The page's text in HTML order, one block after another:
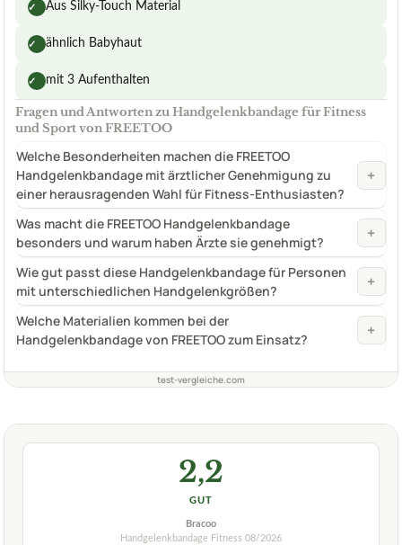
✓ Aus Silky-Touch Material
✓ ähnlich Babyhaut
✓ mit 3 Aufenthalten
Fragen und Antworten zu Handgelenkbandage für Fitness
und Sport von FREETOO
Welche Besonderheiten machen die FREETOO
Handgelenkbandage mit ärztlicher Genehmigung zu
einer herausragenden Wahl für Fitness-Enthusiasten?
+
Was macht die FREETOO Handgelenkbandage
besonders und warum haben Ärzte sie genehmigt?
+
Wie gut passt diese Handgelenkbandage für Personen
mit unterschiedlichen Handgelenkgrößen?
+
Welche Materialien kommen bei der
Handgelenkbandage von FREETOO zum Einsatz?
+
test-vergleiche.com
2,2
GUT
Bracoo
Handgelenkbandage Fitness 08/2026